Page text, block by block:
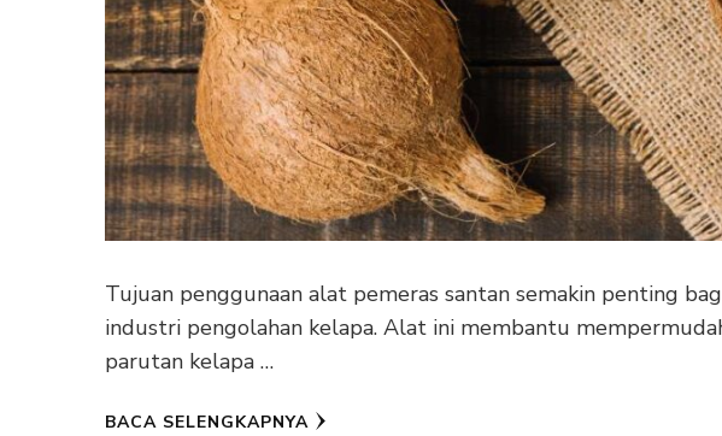
Tujuan penggunaan alat pemeras santan semakin penting
industri pengolahan kelapa. Alat ini membantu
parutan kelapa …
BACA SELENGKAPNYA